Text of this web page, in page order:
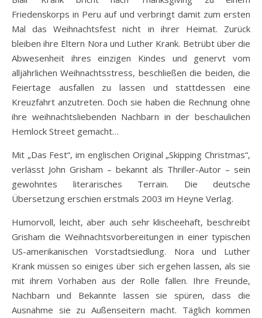
Friedenskorps in Peru auf und verbringt damit zum ersten
Mal das Weihnachtsfest nicht in ihrer Heimat. Zurück
bleiben ihre Eltern Nora und Luther Krank. Betrübt über die
Abwesenheit ihres einzigen Kindes und genervt vom
alljährlichen Weihnachtsstress, beschließen die beiden, die
Feiertage ausfallen zu lassen und stattdessen eine
Kreuzfahrt anzutreten. Doch sie haben die Rechnung ohne
ihre weihnachtsliebenden Nachbarn in der beschaulichen
Hemlock Street gemacht…
Mit „Das Fest“, im englischen Original „Skipping Christmas“,
verlässt John Grisham – bekannt als Thriller-Autor – sein
gewohntes literarisches Terrain. Die deutsche
Übersetzung erschien erstmals 2003 im Heyne Verlag.
Humorvoll, leicht, aber auch sehr klischeehaft, beschreibt
Grisham die Weihnachtsvorbereitungen in einer typischen
US-amerikanischen Vorstadtsiedlung. Nora und Luther
Krank müssen so einiges über sich ergehen lassen, als sie
mit ihrem Vorhaben aus der Rolle fallen. Ihre Freunde,
Nachbarn und Bekannte lassen sie spüren, dass die
Ausnahme sie zu Außenseitern macht. Täglich kommen